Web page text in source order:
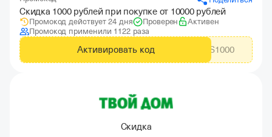
Скидка 1000 рублей при покупке от 10000 рублей
Промокод действует 24 дня Проверен
Активен
Промокод применили 1122 раза
Активировать код CITYADS1000
Скидка